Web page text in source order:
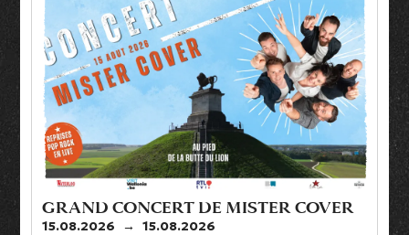
GRAND CONCERT DE MISTER COVER
15.08.2026 → 15.08.2026